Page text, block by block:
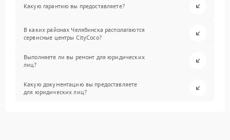
Какую гарантию вы предоставляете?
В каких районах Челябинска располагаются
сервисные центры CityCoco?
Выполняете ли вы ремонт для юридических
лиц?
Какую документацию вы предоставляете
для юридических лиц?